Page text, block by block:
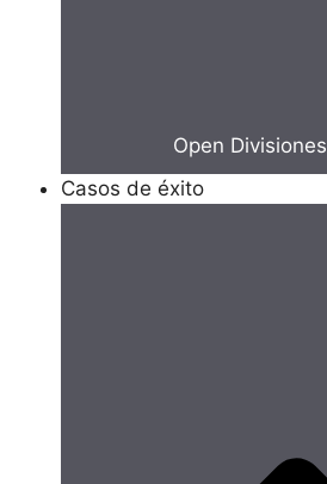
Open Divisiones
Casos de éxito